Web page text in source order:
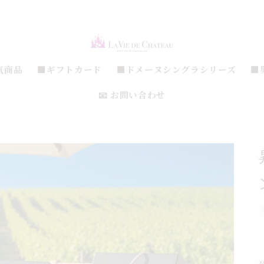
商品 ■ギフトカード ■ドメーヌシングラシリーズ ■
📧 お問い合わせ